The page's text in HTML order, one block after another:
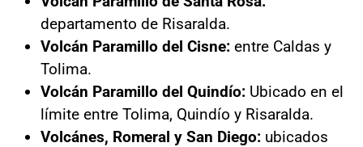
departamento de Risaralda.
Volcán Paramillo del Cisne: entre Caldas y
Tolima.
Volcán Paramillo del Quindío: Ubicado en el
límite entre Tolima, Quindío y Risaralda.
Volcánes, Romeral y San Diego: ubicados